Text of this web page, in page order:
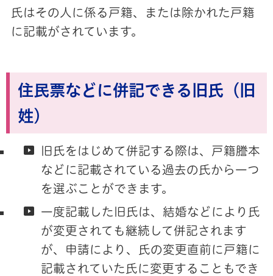
氏はその人に係る戸籍、
または除かれた戸籍
に記載がされています。
住民票などに併記できる旧氏（旧
姓）
旧氏をはじめて併記する際は、戸籍謄本
などに記載されている過去の氏から一つ
を選ぶことができます。
一度記載した旧氏は、結婚などにより氏
が変更されても継続して併記されます
が、申請により、氏の変更直前に戸籍に
記載されていた氏に変更することもでき